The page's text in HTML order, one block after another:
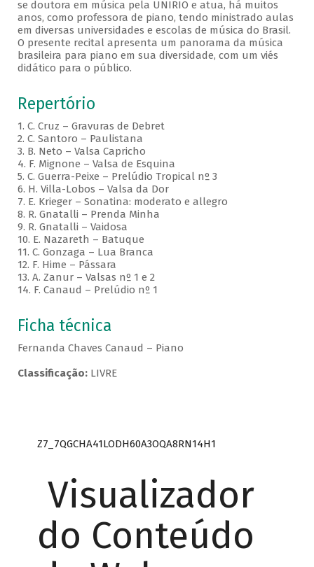
se doutora em música pela UNIRIO e atua, há muitos
anos, como professora de piano, tendo ministrado aulas
em diversas universidades e escolas de música do Brasil.
O presente recital apresenta um panorama da música
brasileira para piano em sua diversidade, com um viés
didático para o público.
Repertório
1. C. Cruz – Gravuras de Debret
2. C. Santoro – Paulistana
3. B. Neto – Valsa Capricho
4. F. Mignone – Valsa de Esquina
5. C. Guerra-Peixe – Prelúdio Tropical nº 3
6. H. Villa-Lobos – Valsa da Dor
7. E. Krieger – Sonatina: moderato e allegro
8. R. Gnatalli – Prenda Minha
9. R. Gnatalli – Vaidosa
10. E. Nazareth – Batuque
11. C. Gonzaga – Lua Branca
12. F. Hime – Pássara
13. A. Zanur – Valsas nº 1 e 2
14. F. Canaud – Prelúdio nº 1
Ficha técnica
Fernanda Chaves Canaud – Piano
Classificação:LIVRE
Z7_7QGCHA41LODH60A3OQA8RN14H1
Visualizador
do Conteúdo